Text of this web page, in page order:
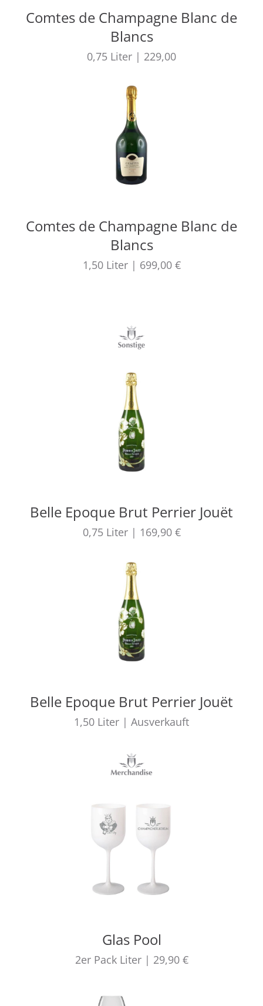
Comtes de Champagne Blanc de
Blancs
0,75 Liter | 229,00
Comtes de Champagne Blanc de
Blancs
1,50 Liter | 699,00 €
Belle Epoque Brut Perrier Jouët
0,75 Liter | 169,90 €
Belle Epoque Brut Perrier Jouët
1,50 Liter | Ausverkauft
Glas Pool
2er Pack Liter | 29,90 €